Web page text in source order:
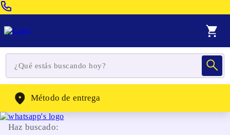
WhatsApp: (302) 262-4104
Método de entrega
Haz buscado: